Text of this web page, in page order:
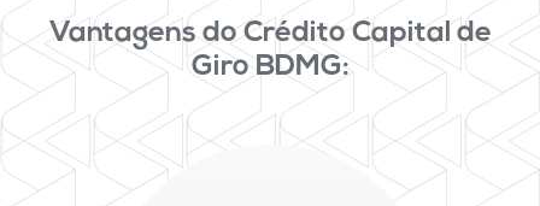
Vantagens do Crédito Capital de
Giro BDMG: